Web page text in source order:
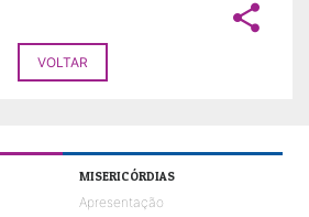
share
VOLTAR
MISERICÓRDIAS
Apresentação